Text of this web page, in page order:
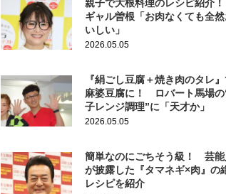
親子で大根料理のレシピ紹介
ギャル曽根「お肉なくても全
いしい」
2026.05.05
『絹ごし豆腐＋焼き肉のタレ
麻婆豆腐に！ ロバート馬場の
子レンジ調理”に「天才か」
2026.05.05
簡単なのにごちそう級！ 芸能
が披露した『タマネギ×肉』の
レシピを紹介